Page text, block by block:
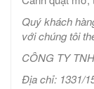
Quý khách
với chúng tôi
CÔNG TY
Địa chỉ: 1331/